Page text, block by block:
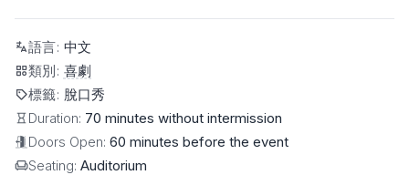
語言: 中文
類別: 喜劇
標籤: 脫口秀
Duration: 70 minutes without intermission
Doors Open: 60 minutes before the event
Seating: Auditorium